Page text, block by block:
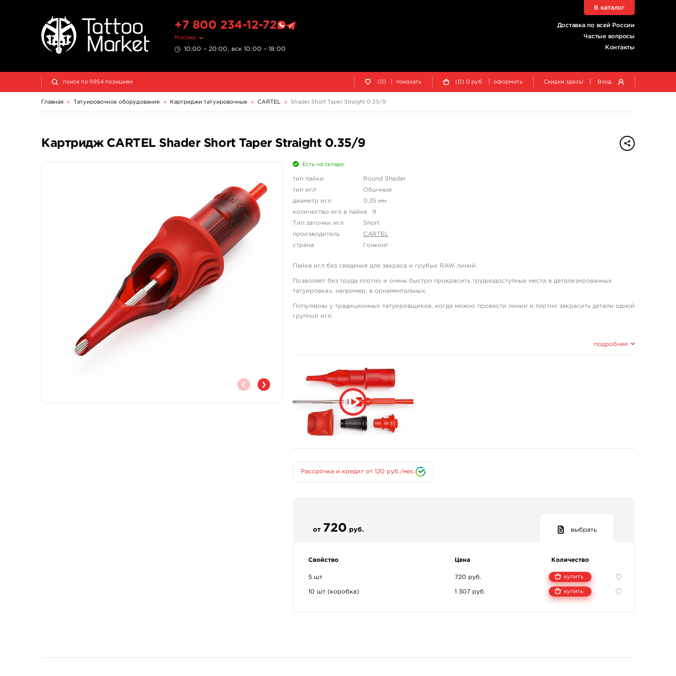
+7 800 234-12-72
Москва
10:00 – 20:00, вск 10:00 – 18:00
Доставка по всей России
Частые вопросы
Контакты
В каталог
(0) показать (0) 0 руб. оформить Скидки здесь! Вход
Главная » Татуировочное оборудование » Картриджи татуировочные » CARTEL » Shader Short Taper Straight 0.35/9
Картридж CARTEL Shader Short Taper Straight 0.35/9
Есть на складе
тип пайки
Round Shader
тип игл
Обычные
диаметр игл
0,35 мм
количество игл в пайке
9
Тип заточки игл
Short
производитель
CARTEL
страна
Гонконг
Пайка игл без сведения для закраса и грубых RAW линий.
Позволяет без труда плотно и очень быстро прокрасить труднодоступные места в детализированных
татуировках, например, в орнаментальных.
Популярны у традиционных татуировщиков, когда можно провести линии и плотно закрасить детали одной
группой игл.
Особенности:
Картриджи для детализированного закраса.
Иглы стандартной толщины с короткой заточкой.
Стабилизатор положения игл.
Эргономичная насадка-держатель.
Информативный наконечник для контроля линий.
подробнее
Рассрочка и кредит от 120 руб./мес.
от 720 руб. выбрать
Свойство Цена Количество
5 шт 720 руб. купить
10 шт (коробка) 1 307 руб. купить